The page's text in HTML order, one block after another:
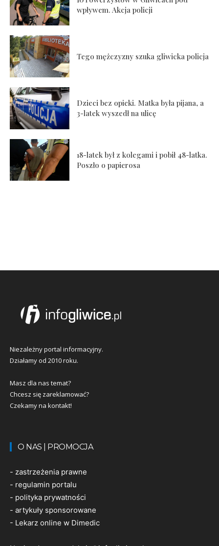
wpływem. Akcja policji
Tego mężczyzny szuka gliwicka policja
Dzieci bez opieki. Matka była pijana, a
3-latek wyszedł na ulicę
18-latek był z kolegami i pobił 48-latka.
Poszło o papierosa
Niezależny portal informacyjny.
Działamy od 2010 roku.
Masz dla nas temat?
Chcesz się zareklamować?
Czekamy na kontakt!
O NAS | PROMOCJA
- zastrzeżenia prawne
- regulamin portalu
- polityka prywatności
- artykuły sponsorowane
- Lekarz online w Dimedic